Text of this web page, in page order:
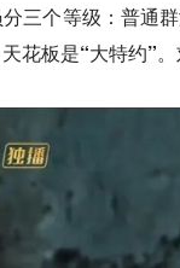
三个等级：普通
花板是“大特约”